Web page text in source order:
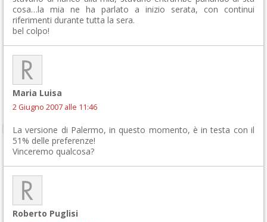
cosa…la mia ne ha parlato a inizio serata, con continui
riferimenti durante tutta la sera.
bel colpo!
Maria Luisa
2 Giugno 2007 alle 11:46
La versione di Palermo, in questo momento, è in testa con il
51% delle preferenze!
Vinceremo qualcosa?
Roberto Puglisi